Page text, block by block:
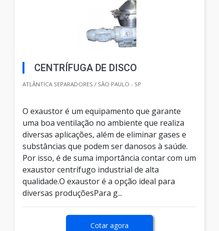
CENTRÍFUGA DE DISCO
ATLÂNTICA SEPARADORES / SÃO PAULO - SP
O exaustor é um equipamento que garante
uma boa ventilação no ambiente que realiza
diversas aplicações, além de eliminar gases e
substâncias que podem ser danosos à saúde.
Por isso, é de suma importância contar com um
exaustor centrífugo industrial de alta
qualidade.O exaustor é a opção ideal para
diversas produçõesPara g...
Cotar agora